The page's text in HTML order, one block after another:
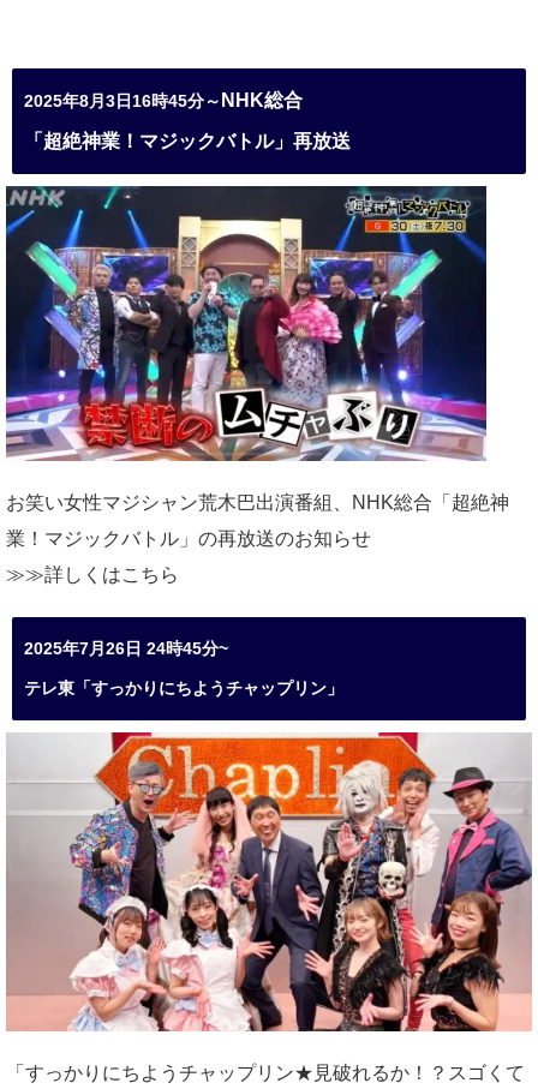
2025年8月3日16時45分～ NHK総合
「超絶神業！マジックバトル」再放送
お笑い女性マジシャン荒木巴出演番組、
NHK総合「超絶神
業！マジックバトル」の再放送のお知らせ
≫≫詳しくはこちら
2025年7月26日 24時45分~
テレ東「すっかりにちようチャップリン」
「すっかりにちようチャップリン★見破れるか！？スゴくて